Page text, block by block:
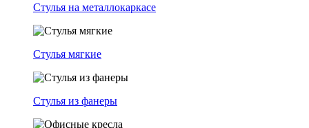
Стулья на металлокаркасе
Стулья мягкие
Стулья из фанеры